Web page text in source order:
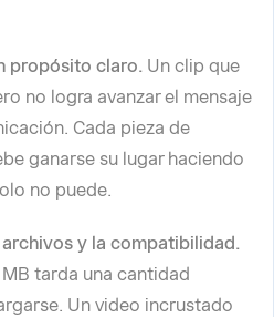
propósito claro. Un clip que
no logra avanzar el mensaje
Cada pieza de
ganarse su lugar haciendo
no puede.
y la compatibilidad.
tarda una cantidad
Un video incrustado